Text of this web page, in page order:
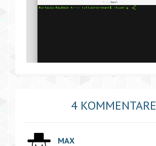
4 KOMMENTARE
MAX